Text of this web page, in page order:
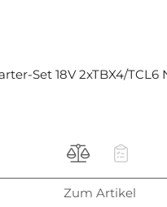
Set 18V 2xTBX4/TCL6
Zum Artikel